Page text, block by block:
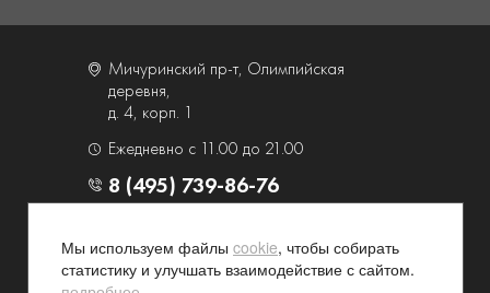
Мичуринский пр-т, Олимпийская
деревня,
д. 4, корп. 1
Ежедневно с 11.00 до 21.00
8 (495) 739-86-76
Услуги
Контакты и схема проезда
Наши преимущества
Мы используем файлы cookie, чтобы собирать
статистику и улучшать взаимодействие с сайтом.